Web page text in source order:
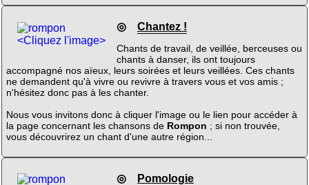
<Cliquez l'image>
◎ Chantez !
Chants de travail, de veillée, berceuses ou
chants à danser, ils ont toujours
accompagné nos aïeux, leurs soirées et leurs veillées. Ces chants
ne demandent qu'à vivre ou revivre à travers vous et vos amis ;
n'hésitez donc pas à les chanter.
Nous vous invitons donc à cliquer l'image ou le lien pour accéder à
la page concernant les chansons de Rompon ; si non trouvée,
vous découvrirez un chant d'une autre région...
◎ Pomologie